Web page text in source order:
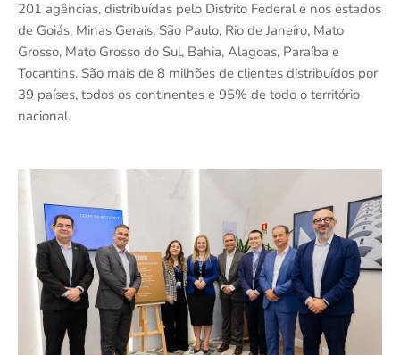
201 agências, distribuídas pelo Distrito Federal e nos estados
de Goiás, Minas Gerais, São Paulo, Rio de Janeiro, Mato
Grosso, Mato Grosso do Sul, Bahia, Alagoas, Paraíba e
Tocantins. São mais de 8 milhões de clientes distribuídos por
39 países, todos os continentes e 95% de todo o território
nacional.